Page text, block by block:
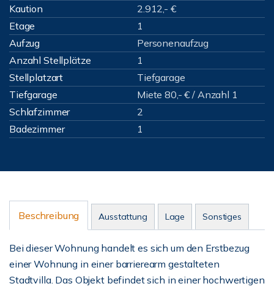
Kaution
2.912,- €
Etage
1
Aufzug
Personenaufzug
Anzahl Stellplätze
1
Stellplatzart
Tiefgarage
Tiefgarage
Miete 80,- € / Anzahl 1
Schlafzimmer
2
Badezimmer
1
Beschreibung Ausstattung Lage Sonstiges
Bei dieser Wohnung handelt es sich um den Erstbezug
einer Wohnung in einer barrierearm gestalteten
Stadtvilla. Das Objekt befindet sich in einer hochwertigen